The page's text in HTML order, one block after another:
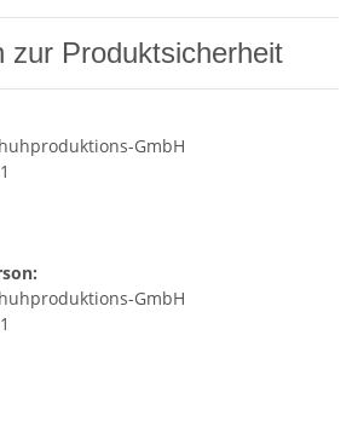
zur Produktsicherheit
GmbH
GmbH